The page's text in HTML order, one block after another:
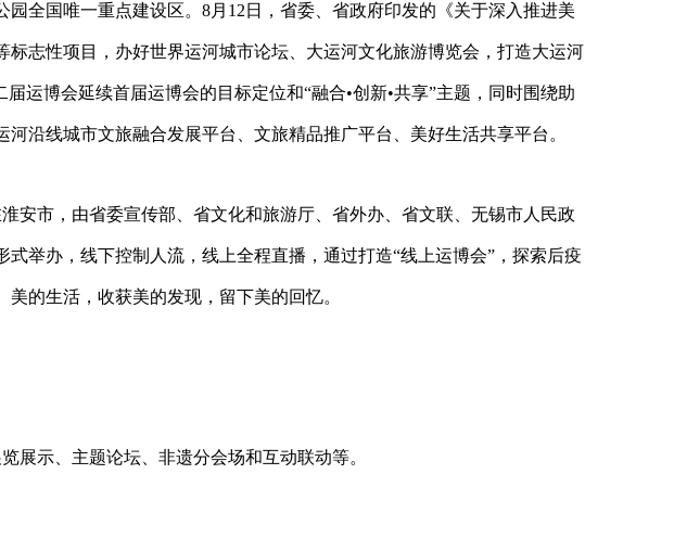
全国唯一重点建设区。 8月 12 日，省委、省政府印发的《关于深入推进美
志性项目，办好世界运河城市论坛、大运河文化旅游博览会，打造大运河
运博会延续首届运博会的目标定位和“融合•创新•共享”主题，同时围绕助
沿线城市文旅融合发展平台、文旅精品推广平台、美好生活共享平台。
安市，由省委宣传部、省文化和旅游厅、省外办、省文联、无锡市人民政
举办，线下控制人流，线上全程直播，通过打造“线上运博会” ，探索后疫
的生活，收获美的发现，留下美的回忆。
展示、主题论坛、非遗分会场和互动联动等。